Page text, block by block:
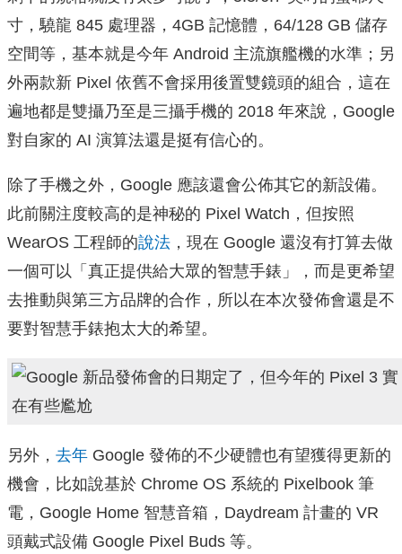
寸，驍龍 845 處理器，4GB 記憶體，64/128 GB 儲存
空間等，基本就是今年 Android 主流旗艦機的水準；另
外兩款新 Pixel 依舊不會採用後置雙鏡頭的組合，這在
遍地都是雙攝乃至是三攝手機的 2018 年來說，Google
對自家的 AI 演算法還是挺有信心的。
除了手機之外，Google 應該還會公佈其它的新設備。
此前關注度較高的是神秘的 Pixel Watch，但按照
WearOS 工程師的說法 ，現在 Google 還沒有打算去做
一個可以「真正提供給大眾的智慧手錶」，而是更希望
去推動與第三方品牌的合作，所以在本次發佈會還是不
要對智慧手錶抱太大的希望。
另外， 去年 Google 發佈的不少硬體也有望獲得更新的
機會，比如說基於 Chrome OS 系統的 Pixelbook 筆
電，Google Home 智慧音箱，Daydream 計畫的 VR
頭戴式設備 Google Pixel Buds 等。